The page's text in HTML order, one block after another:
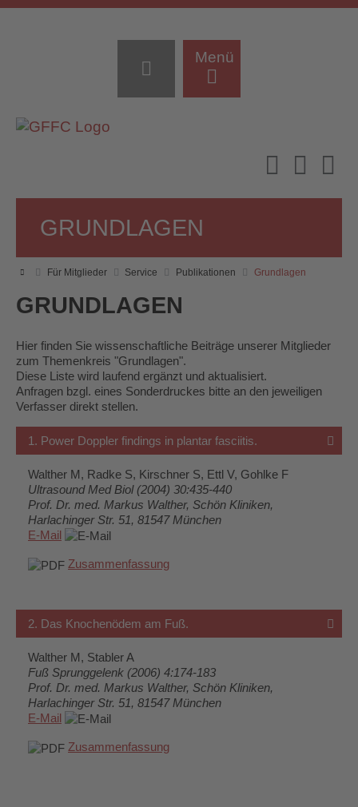
Menü
GRUNDLAGEN
Für Mitglieder Service Publikationen Grundlagen
GRUNDLAGEN
Hier finden Sie wissenschaftliche Beiträge unserer Mitglieder
zum Themenkreis "Grundlagen".
Diese Liste wird laufend ergänzt und aktualisiert.
Anfragen bzgl. eines Sonderdruckes bitte an den jeweiligen
Verfasser direkt stellen.
1. Power Doppler findings in plantar fasciitis.
Walther M, Radke S, Kirschner S, Ettl V, Gohlke F
Ultrasound Med Biol (2004) 30:435-440
Prof. Dr. med. Markus Walther, Schön Kliniken,
Harlachinger Str. 51, 81547 München
E-Mail
Zusammenfassung
2. Das Knochenödem am Fuß.
Walther M, Stabler A
Fuß Sprunggelenk (2006) 4:174-183
Prof. Dr. med. Markus Walther, Schön Kliniken,
Harlachinger Str. 51, 81547 München
E-Mail
Zusammenfassung